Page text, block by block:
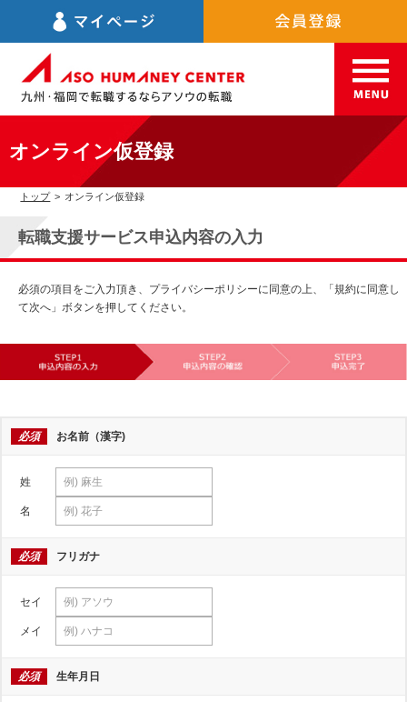
オンライン仮登録
トップ > オンライン仮登録
転職支援サービス申込内容の入力
必須の項目をご入力頂き、プライバシーポリシーに同意の上、「規約に同意し
て次へ」ボタンを押してください。
必須 お名前（漢字)
姓
名
必須 フリガナ
セイ
メイ
必須 生年月日